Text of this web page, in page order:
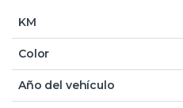
KM
Color
Año del vehículo